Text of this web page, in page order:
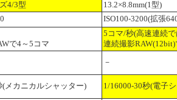
4/3型
13.2×8.8mm(1型)
ISO100-3200(拡張
で4～5コマ
5コマ/秒(高速連続
連続撮影
－
(メカニカルシャッター) 1/16000-30秒(電子